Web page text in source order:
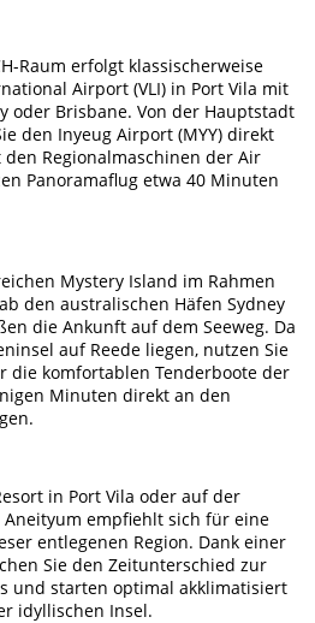
Raum erfolgt klassischerweise
Airport (VLI) in Port Vila mit
oder Brisbane. Von der Hauptstadt
den Inyeug Airport (MYY) direkt
Regionalmaschinen der Air
Panoramaflug etwa 40 Minuten
Mystery Island im Rahmen
den australischen Häfen Sydney
die Ankunft auf dem Seeweg. Da
auf Reede liegen, nutzen Sie
die komfortablen Tenderboote der
Minuten direkt an den
in Port Vila oder auf der
empfiehlt sich für eine
entlegenen Region. Dank einer
Sie den Zeitunterschied zur
und starten optimal akklimatisiert
idyllischen Insel.